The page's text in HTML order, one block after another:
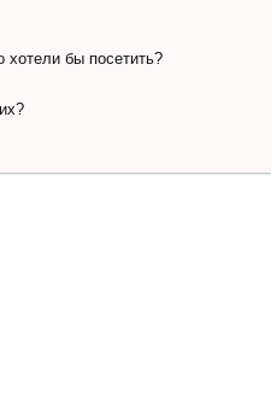
хотели бы посетить?